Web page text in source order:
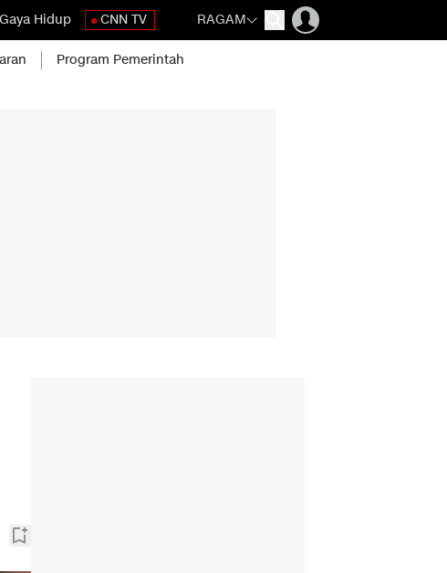
Gaya Hidup CNN TV RAGAM
Program Pemerintah